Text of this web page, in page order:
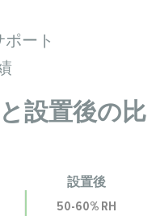
ート
設置後の比
設置後
50-60% RH